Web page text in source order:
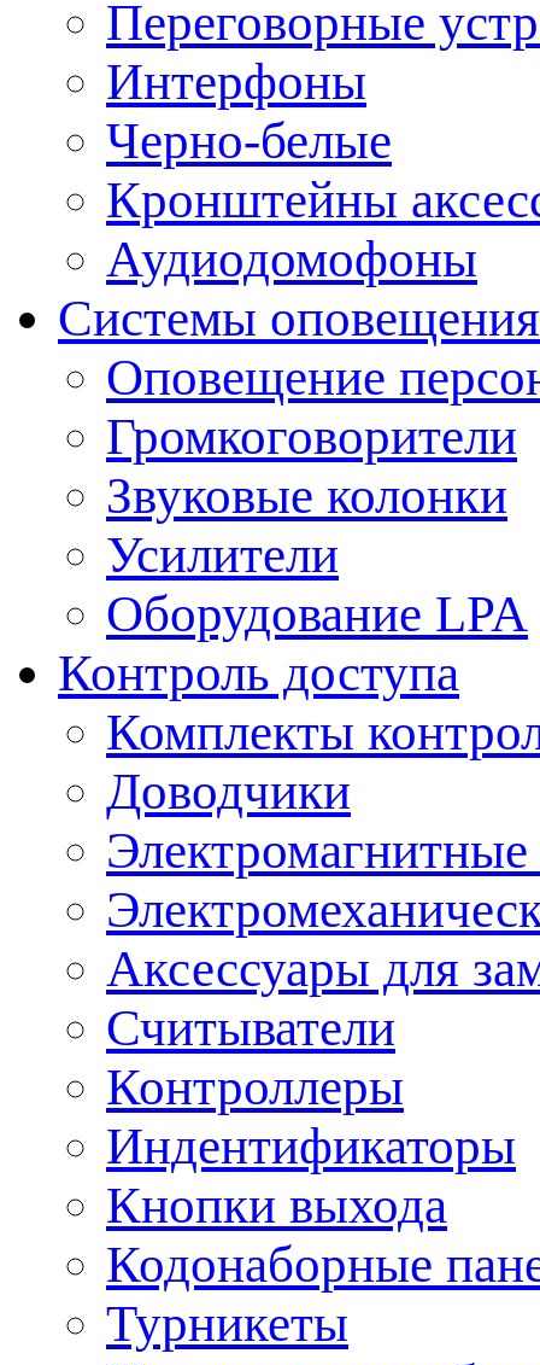
Переговорные
Интерфоны
Черно-белые
Кронштейны
Аудиодомофоны
Системы оповещения
Оповещение
Громкоговорители
Звуковые колонки
Усилители
Оборудование LPA
Контроль доступа
Комплекты
Доводчики
Аксессуары для
Считыватели
Контроллеры
Индентификаторы
Кнопки выхода
Кодонаборные
Турникеты